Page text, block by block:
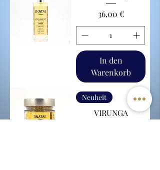
Preis
36,00 €
In den
Warenkorb
Neuheit
VIRUNGA